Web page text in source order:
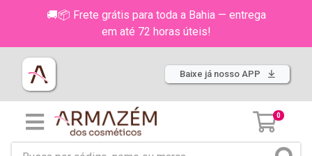
🚚📦 Frete grátis para toda a Bahia — entrega
em até 72 horas úteis!
Baixe já nosso APP
0